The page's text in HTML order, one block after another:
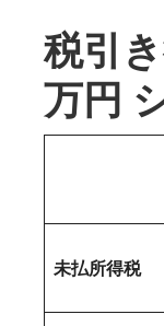
税引
万円
未払所得税